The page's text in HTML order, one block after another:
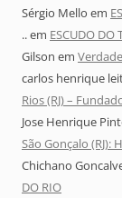
Sérgio Mello em
..em ESCUDO DO
Gilson em
carlos henrique
Rios (RJ) –
Jose Henrique
São Gonçalo (RJ):
Chichano
DO RIO